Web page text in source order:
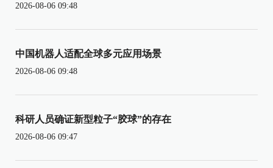
2026-08-06 09:48
中国机器人适配全球多元应用场景
2026-08-06 09:48
科研人员确证新型粒子“胶球”的存在
2026-08-06 09:47